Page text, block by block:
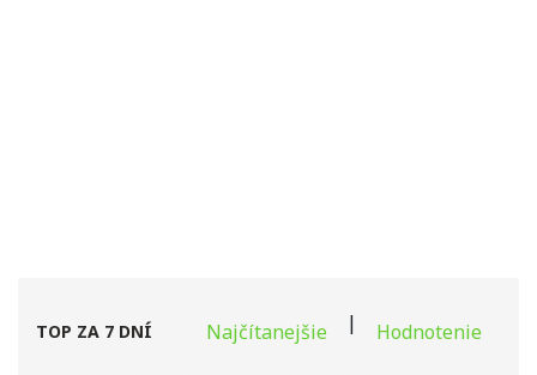
TOP ZA 7 DNÍ Najčítanejšie | Hodnotenie